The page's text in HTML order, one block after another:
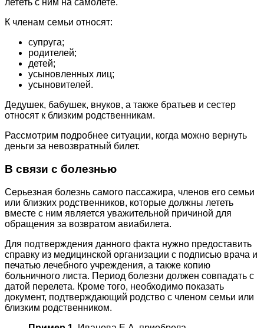
лететь с ним на самолете.
К членам семьи относят:
супруга;
родителей;
детей;
усыновленных лиц;
усыновителей.
Дедушек, бабушек, внуков, а также братьев и сестер
относят к близким родственникам.
Рассмотрим подробнее ситуации, когда можно вернуть
деньги за невозвратный билет.
В связи с болезнью
Серьезная болезнь самого пассажира, членов его семьи
или близких родственников, которые должны лететь
вместе с ним является уважительной причиной для
обращения за возвратом авиабилета.
Для подтверждения данного факта нужно предоставить
справку из медицинской организации с подписью врача и
печатью лечебного учреждения, а также копию
больничного листа. Период болезни должен совпадать с
датой перелета. Кроме того, необходимо показать
документ, подтверждающий родство с членом семьи или
близким родственником.